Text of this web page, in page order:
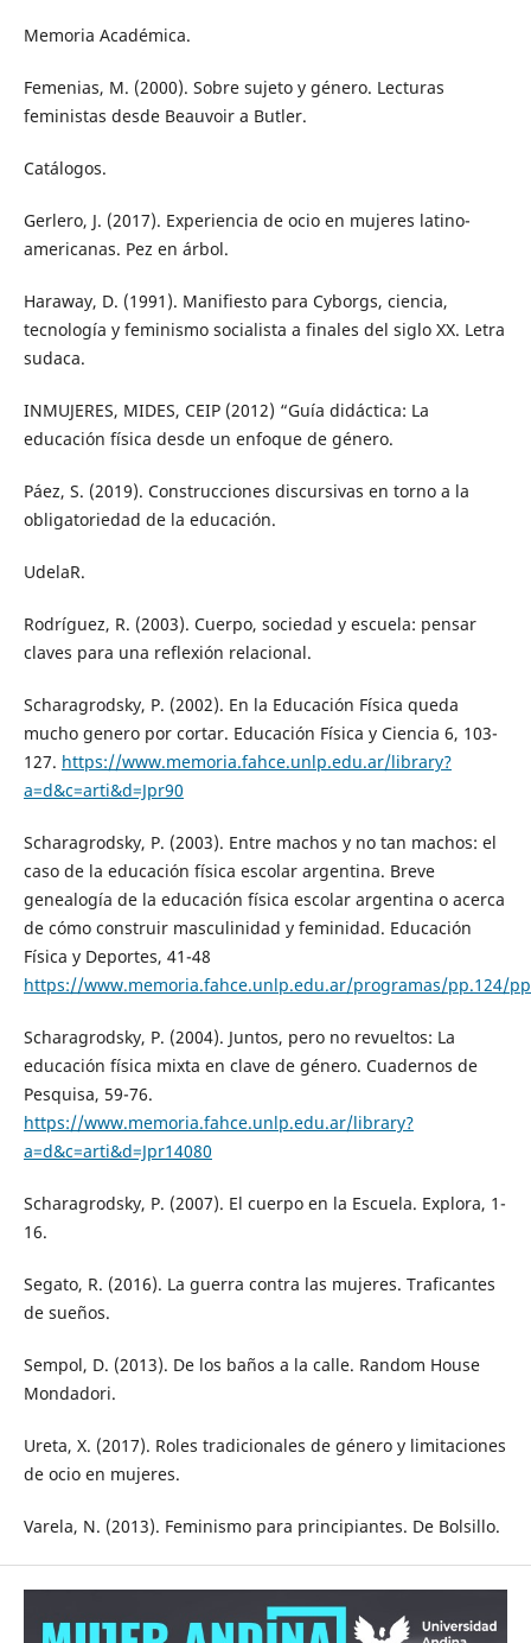
Memoria Académica.
Femenias, M. (2000). Sobre sujeto y género. Lecturas
feministas desde Beauvoir a Butler.
Catálogos.
Gerlero, J. (2017). Experiencia de ocio en mujeres latino-
americanas. Pez en árbol.
Haraway, D. (1991). Manifiesto para Cyborgs, ciencia,
tecnología y feminismo socialista a finales del siglo XX. Letra
sudaca.
INMUJERES, MIDES, CEIP (2012) “Guía didáctica: La
educación física desde un enfoque de género.
Páez, S. (2019). Construcciones discursivas en torno a la
obligatoriedad de la educación.
UdelaR.
Rodríguez, R. (2003). Cuerpo, sociedad y escuela: pensar
claves para una reflexión relacional.
Scharagrodsky, P. (2002). En la Educación Física queda
mucho genero por cortar. Educación Física y Ciencia 6, 103-
127. https://www.memoria.fahce.unlp.edu.ar/library?
a=d&c=arti&d=Jpr90
Scharagrodsky, P. (2003). Entre machos y no tan machos: el
caso de la educación física escolar argentina. Breve
genealogía de la educación física escolar argentina o acerca
de cómo construir masculinidad y feminidad. Educación
Física y Deportes, 41-48
https://www.memoria.fahce.unlp.edu.ar/programas/pp.124/
Scharagrodsky, P. (2004). Juntos, pero no revueltos: La
educación física mixta en clave de género. Cuadernos de
Pesquisa, 59-76.
https://www.memoria.fahce.unlp.edu.ar/library?
a=d&c=arti&d=Jpr14080
Scharagrodsky, P. (2007). El cuerpo en la Escuela. Explora, 1-
16.
Segato, R. (2016). La guerra contra las mujeres. Traficantes
de sueños.
Sempol, D. (2013). De los baños a la calle. Random House
Mondadori.
Ureta, X. (2017). Roles tradicionales de género y limitaciones
de ocio en mujeres.
Varela, N. (2013). Feminismo para principiantes. De Bolsillo.